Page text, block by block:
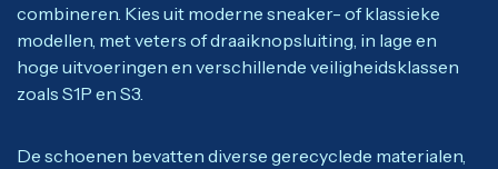
combineren. Kies uit moderne sneaker- of klassieke
modellen, met veters of draaiknopsluiting, in lage en
hoge uitvoeringen en verschillende veiligheidsklassen
zoals S1P en S3.
De schoenen bevatten diverse gerecyclede materialen,